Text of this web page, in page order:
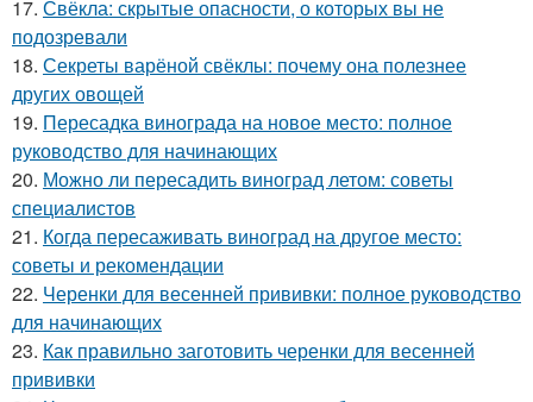
17. Свёкла: скрытые опасности, о которых вы не
подозревали
18. Секреты варёной свёклы: почему она полезнее
других овощей
19. Пересадка винограда на новое место: полное
руководство для начинающих
20. Можно ли пересадить виноград летом: советы
специалистов
21. Когда пересаживать виноград на другое место:
советы и рекомендации
22. Черенки для весенней прививки: полное руководство
для начинающих
23. Как правильно заготовить черенки для весенней
прививки